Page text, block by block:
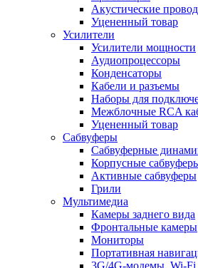
Акустические
Уцененный товар
Усилители
Усилители мощности
Аудиопроцессоры
Конденсаторы
Кабели и разъемы
Наборы для
Межблочные RCA
Уцененный товар
Сабвуферы
Сабвуферные
Корпусные
Активные сабвуферы
Грили
Мультимедиа
Камеры заднего вида
Фронтальные камеры
Мониторы
Портативная
3G/4G-модемы, Wi-Fi